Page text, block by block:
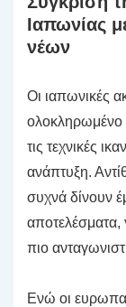
Ιαπωνίας
νέων
Οι ιαπωνικές
ολοκληρωμένο
τις τεχνικές
ανάπτυξη.
συχνά δίνουν
αποτελέσματα,
πιο
Ενώ οι